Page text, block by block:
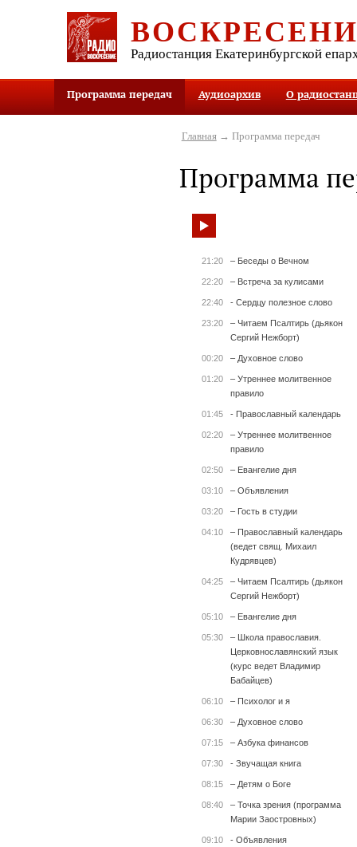
Радиостанция Екатеринбургской
Программа передач Аудиоархив О
Главная→ Программа передач
Программа
21:20 – Беседы о Вечном
22:20 – Встреча за кулисами
22:40 - Сердцу полезное слово
23:20
– Читаем Псалтирь (дьякон
Сергий Нежборт)
00:20 – Духовное слово
01:20
– Утреннее молитвенное
правило
01:45 - Православный календарь
02:20
– Утреннее молитвенное
правило
02:50 – Евангелие дня
03:10 – Объявления
03:20 – Гость в студии
04:10
– Православный календарь
(ведет свящ. Михаил
Кудрявцев)
04:25
– Читаем Псалтирь (дьякон
Сергий Нежборт)
05:10 – Евангелие дня
05:30
– Школа православия.
Церковнославянский язык
(курс ведет Владимир
Бабайцев)
06:10 – Психолог и я
06:30 – Духовное слово
07:15 – Азбука финансов
07:30 - Звучащая книга
08:15 – Детям о Боге
08:40
– Точка зрения (программа
Марии Заостровных)
09:10 - Объявления